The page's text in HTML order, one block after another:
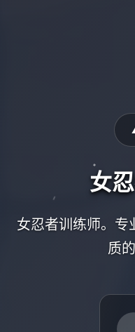
女
女忍者训练师。专
质